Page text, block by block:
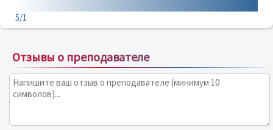
5/1
Отзывы о преподавателе